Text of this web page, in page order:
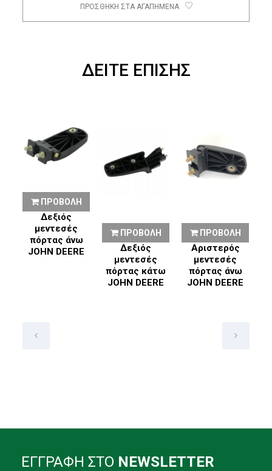
ΠΡΟΣΘΗΚΗ ΣΤΑ ΑΓΑΠΗΜΕΝΑ
ΔΕΙΤΕ ΕΠΙΣΗΣ
ΠΡΟΒΟΛΗ
Δεξιός
μεντεσές
πόρτας άνω
JOHN DEERE
ΠΡΟΒΟΛΗ
Δεξιός
μεντεσές
πόρτας κάτω
JOHN DEERE
ΠΡΟΒΟΛΗ
Αριστερός
μεντεσές
πόρτας άνω
JOHN DEERE
ΕΓΓΡΑΦΗ ΣΤΟ NEWSLETTER